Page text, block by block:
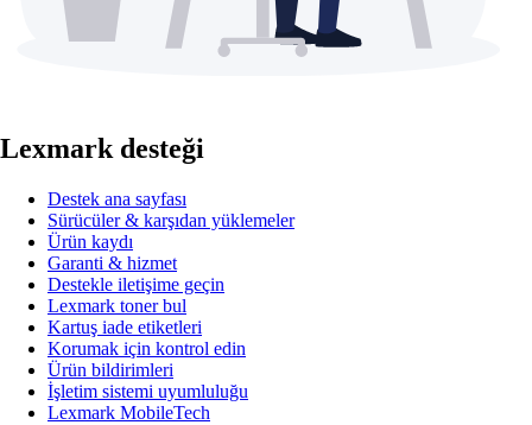
Lexmark desteği
Destek ana sayfası
Sürücüler & karşıdan yüklemeler
Ürün kaydı
Garanti & hizmet
Destekle iletişime geçin
Lexmark toner bul
Kartuş iade etiketleri
Korumak için kontrol edin
Ürün bildirimleri
İşletim sistemi uyumluluğu
Lexmark MobileTech